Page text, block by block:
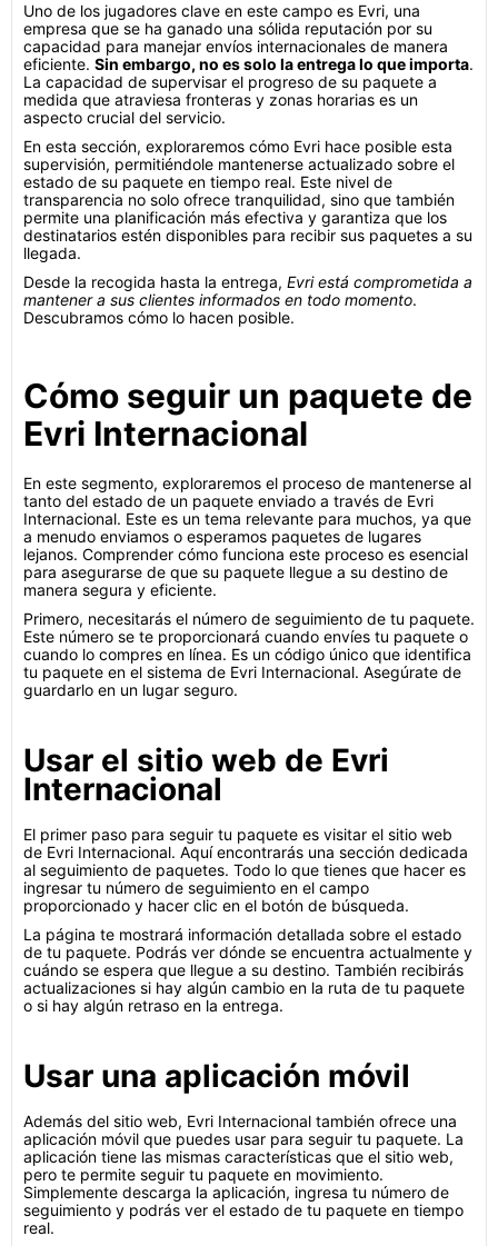
Uno de los jugadores clave en este campo es Evri, una
empresa que se ha ganado una sólida reputación por su
capacidad para manejar envíos internacionales de manera
eficiente. Sin embargo, no es solo la entrega lo que importa.
La capacidad de supervisar el progreso de su paquete a
medida que atraviesa fronteras y zonas horarias es un
aspecto crucial del servicio.
En esta sección, exploraremos cómo Evri hace posible esta
supervisión, permitiéndole mantenerse actualizado sobre el
estado de su paquete en tiempo real. Este nivel de
transparencia no solo ofrece tranquilidad, sino que también
permite una planificación más efectiva y garantiza que los
destinatarios estén disponibles para recibir sus paquetes a su
llegada.
Desde la recogida hasta la entrega, Evri está comprometida a
mantener a sus clientes informados en todo momento.
Descubramos cómo lo hacen posible.
Cómo seguir un paquete de
Evri Internacional
En este segmento, exploraremos el proceso de mantenerse al
tanto del estado de un paquete enviado a través de Evri
Internacional. Este es un tema relevante para muchos, ya que
a menudo enviamos o esperamos paquetes de lugares
lejanos. Comprender cómo funciona este proceso es esencial
para asegurarse de que su paquete llegue a su destino de
manera segura y eficiente.
Primero, necesitarás el número de seguimiento de tu paquete.
Este número se te proporcionará cuando envíes tu paquete o
cuando lo compres en línea. Es un código único que identifica
tu paquete en el sistema de Evri Internacional. Asegúrate de
guardarlo en un lugar seguro.
Usar el sitio web de Evri
Internacional
El primer paso para seguir tu paquete es visitar el sitio web
de Evri Internacional. Aquí encontrarás una sección dedicada
al seguimiento de paquetes. Todo lo que tienes que hacer es
ingresar tu número de seguimiento en el campo
proporcionado y hacer clic en el botón de búsqueda.
La página te mostrará información detallada sobre el estado
de tu paquete. Podrás ver dónde se encuentra actualmente y
cuándo se espera que llegue a su destino. También recibirás
actualizaciones si hay algún cambio en la ruta de tu paquete
o si hay algún retraso en la entrega.
Usar una aplicación móvil
Además del sitio web, Evri Internacional también ofrece una
aplicación móvil que puedes usar para seguir tu paquete. La
aplicación tiene las mismas características que el sitio web,
pero te permite seguir tu paquete en movimiento.
Simplemente descarga la aplicación, ingresa tu número de
seguimiento y podrás ver el estado de tu paquete en tiempo
real.